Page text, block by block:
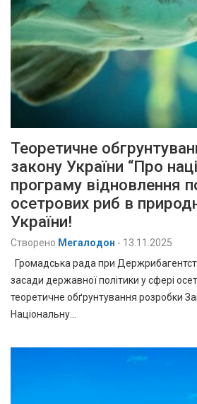
Теоретичне
закону України “Про
програму відновлення
осетрових риб в
України!
Створено Мегалодон - 13.11.2025
Громадська рада при
засади державної політики у сфері
теоретичне обґрунтування розробки
Національну…